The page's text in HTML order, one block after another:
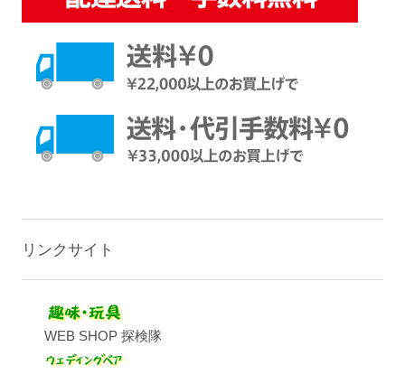
リンクサイト
WEB SHOP 探検隊